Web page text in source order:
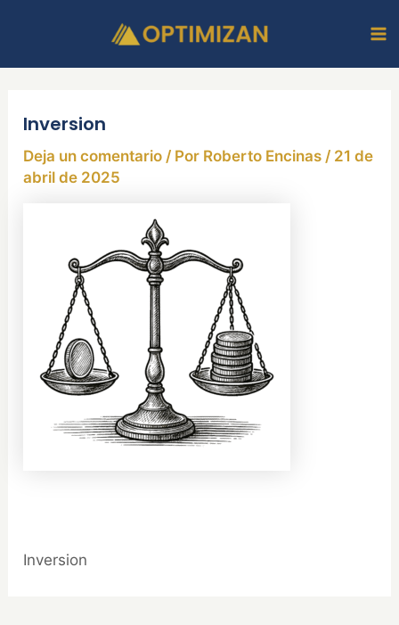
contenido
Inversion
Deja un comentario / Por Roberto Encinas / 21 de
abril de 2025
Inversion